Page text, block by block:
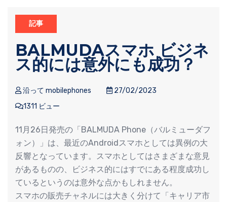
記事
BALMUDAスマホ ビジネ
ス的には意外にも成功？
沿って mobilephones
27/02/2023
1311 ビュー
11月26日発売の「BALMUDA Phone（バルミューダフ
ォン）」は、最近のAndroidスマホとしては異例の大
反響となっています。スマホとしてはさまざまな意見
があるものの、ビジネス的にはすでにある程度成功し
ているというのは意外な点かもしれません。
スマホの販売チャネルには大きく分けて「キャリア市